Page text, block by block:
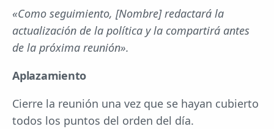
«Como seguimiento, [Nombre] redactará la
actualización de la política y la compartirá antes
de la próxima reunión».
Aplazamiento
Cierre la reunión una vez que se hayan cubierto
todos los puntos del orden del día.